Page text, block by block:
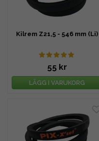
Kilrem Z21,5 - 546 mm (Li)
55 kr
LÄGG I VARUKORG